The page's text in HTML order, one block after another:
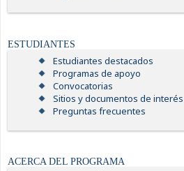
ESTUDIANTES
Estudiantes destacados
Programas de apoyo
Convocatorias
Sitios y documentos de interés
Preguntas frecuentes
ACERCA DEL PROGRAMA